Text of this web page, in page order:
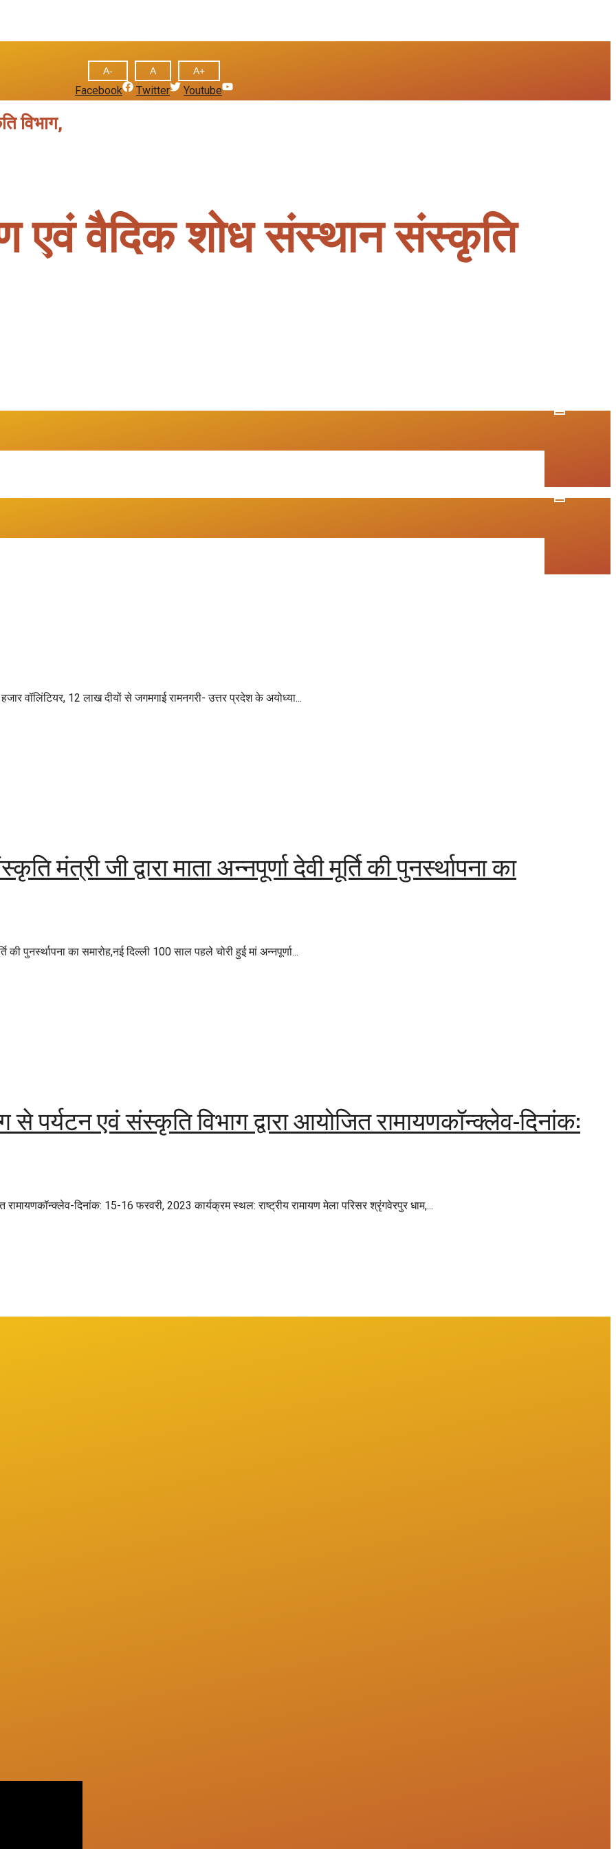
A- A A+
Facebook Twitter Youtube
विभाग,
एवं वैदिक शोध संस्थान संस्कृति
वॉलिंटियर, 12 लाख दीयों से जगमगाई रामनगरी- उत्तर प्रदेश के अयोध्या...
मंत्री जी द्वारा माता अन्नपूर्णा देवी मूर्ति की पुनर्स्थापना का
की पुनर्स्थापना का समारोह,नई दिल्ली 100 साल पहले चोरी हुई मां अन्नपूर्णा...
पर्यटन एवं संस्कृति विभाग द्वारा आयोजित रामायणकॉन्क्लेव-दिनांक:
दिनांक: 15-16 फरवरी, 2023 कार्यक्रम स्थल: राष्ट्रीय रामायण मेला परिसर श्रृंगवेरपुर धाम,...